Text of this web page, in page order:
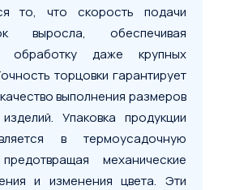
то, что скорость подачи
выросла, обеспечивая
обработку даже крупных
торцовки гарантирует
выполнения размеров
Упаковка продукции
в термоусадочную
механические
и изменения цвета. Эти